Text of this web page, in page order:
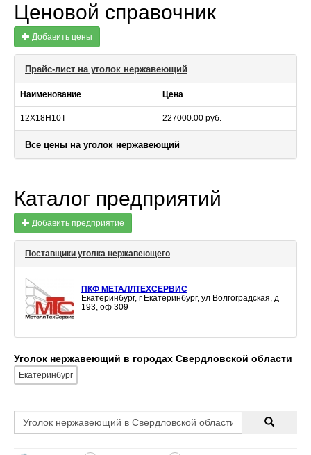
Ценовой справочник
Добавить цены
Прайс-лист на уголок нержавеющий
Наименование Цена
12X18Н10Т 227000.00 руб.
Все цены на уголок нержавеющий
Каталог предприятий
Добавить предприятие
Поставщики уголка нержавеющего
ПКФ МЕТАЛЛТЕХСЕРВИС
Екатеринбург, г Екатеринбург, ул Волгоградская, д
193, оф 309
Уголок нержавеющий в городах Свердловской области
Екатеринбург